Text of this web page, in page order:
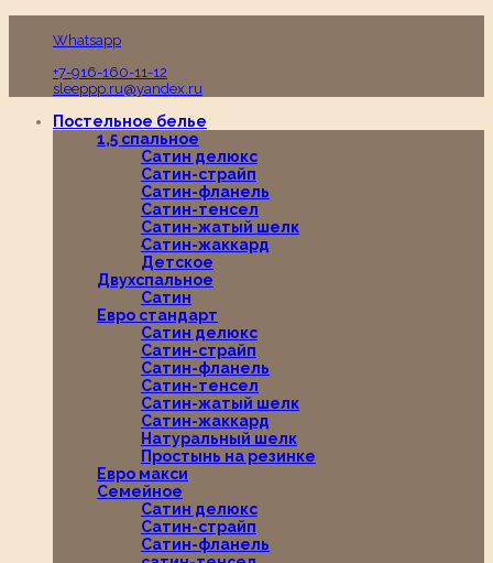
Whatsapp
+7-916-160-11-12
sleeppp.ru@yandex.ru
Постельное белье
1,5 спальное
Сатин делюкс
Сатин-страйп
Сатин-фланель
Сатин-тенсел
Сатин-жатый шелк
Сатин-жаккард
Детское
Двухспальное
Сатин
Евро стандарт
Сатин делюкс
Сатин-страйп
Сатин-фланель
Сатин-тенсел
Сатин-жатый шелк
Сатин-жаккард
Натуральный шелк
Простынь на резинке
Евро макси
Семейное
Сатин делюкс
Сатин-страйп
Сатин-фланель